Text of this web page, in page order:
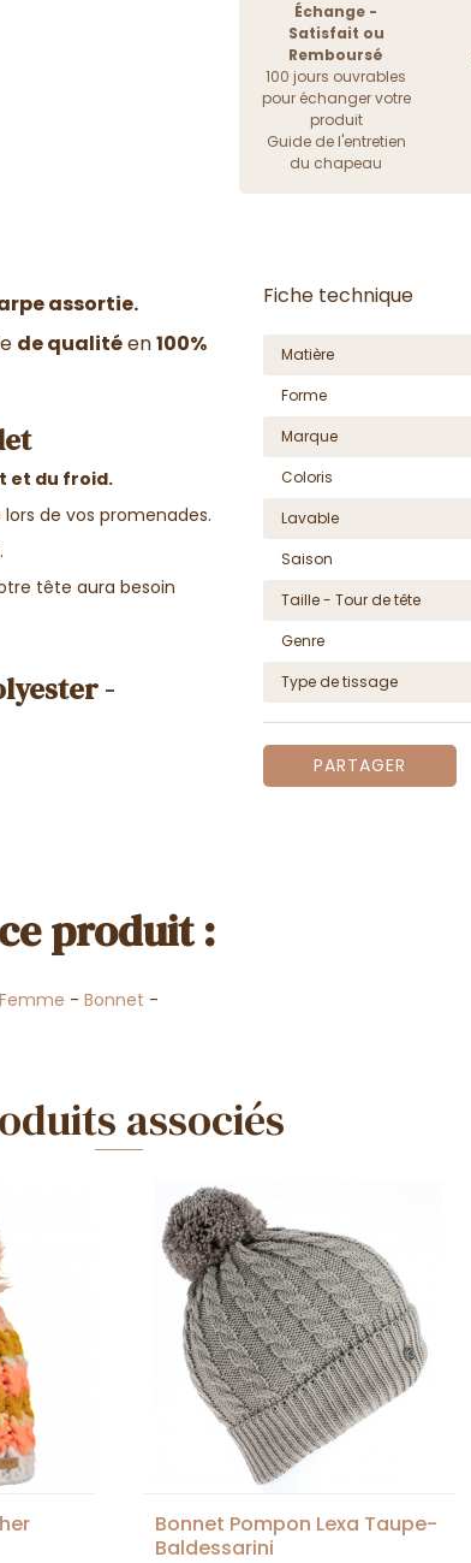
Échange -
Satisfait ou
Remboursé
100 jours ouvrables
pour échanger votre
produit
Guide de l'entretien
du chapeau
assortie.
de qualitéen100%
et du froid.
de vos promenades.
tête aura besoin
-
produit :
- Bonnet -
Fiche technique
Matière
Forme
Marque
Coloris
Lavable
Saison
Taille - Tour de tête
Genre
Type de tissage
PARTAGER
associés
Bonnet Pompon Lexa Taupe-
Baldessarini